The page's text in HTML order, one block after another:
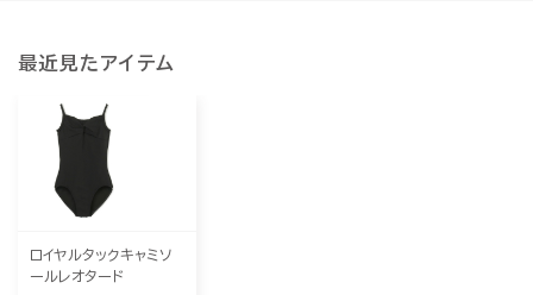
最近見たアイテム
ロイヤルタックキャミソ
ールレオタード